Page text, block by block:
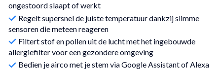
ongestoord slaapt of werkt
Regelt supersnel de juiste temperatuur dankzij slimme
sensoren die meteen reageren
Filtert stof en pollen uit de lucht met het ingebouwde
allergiefilter voor een gezondere omgeving
Bedien je airco met je stem via Google Assistant of Alexa